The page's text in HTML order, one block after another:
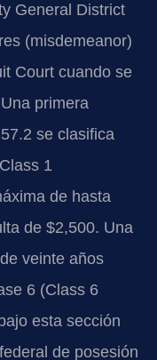
General District
(misdemeanor)
Court cuando se
primera
se clasifica
1
de hasta
de $2,500. Una
veinte años
6 (Class 6
esta sección
de posesión